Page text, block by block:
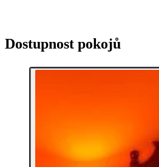
Dostupnost pokojů